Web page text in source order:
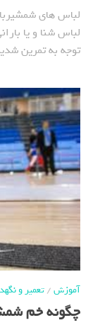
لباس های
لباس شنا و یا
توجه به تمرین
آموزش/تعمیر و
چگونه خم